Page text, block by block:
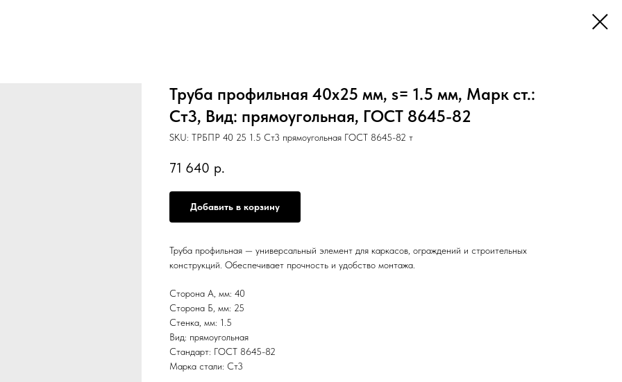
Труба профильная 40х25 мм, s= 1.5 мм, Марк ст.:
Ст3, Вид: прямоугольная, ГОСТ 8645-82
SKU: ТРБПР 40 25 1.5 Ст3 прямоугольная ГОСТ 8645-82 т
71 640 р.
Добавить в корзину
Труба профильная — универсальный элемент для каркасов, ограждений и строительных
конструкций. Обеспечивает прочность и удобство монтажа.
Сторона А, мм: 40
Сторона Б, мм: 25
Стенка, мм: 1.5
Вид: прямоугольная
Стандарт: ГОСТ 8645-82
Марка стали: Ст3